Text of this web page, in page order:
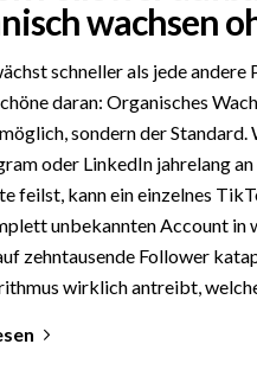
wachsen
schneller als jede andere
daran: Organisches
sondern der Standard.
oder LinkedIn jahrelang
feilst, kann ein einzelnes
unbekannten Account in
zehntausende Follower
wirklich antreibt,